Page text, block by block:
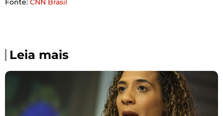
Fonte: CNN Brasil
Leia mais